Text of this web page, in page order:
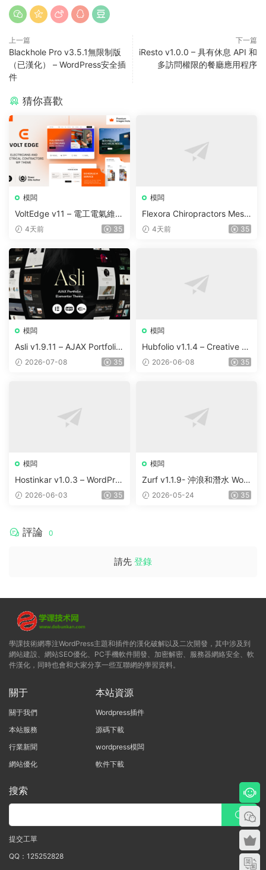
上一篇
Blackhole Pro v3.5.1無限制版
（已漢化） – WordPress安全插
件
下一篇
iResto v1.0.0 – 具有休息 API 和
多訪問權限的餐廳應用程序
猜你喜歡
模闆
VoltEdge v11 – 電工電氣維修
WordPress 主題
4天前 35
模闆
Flexora Chiropractors Mess
age and Physical Therapist
4天前 35
模闆
Asli v1.9.11 – AJAX Portfolio
Elementor WordPress Them
2026-07-08 35
模闆
Hubfolio v1.1.4 – Creative P
ortfolio & Digital Agency Wo
2026-06-08 35
模闆
Hostinkar v1.0.3 – WordPres
s & WHMCS 主題
2026-06-03 35
模闆
Zurf v1.1.9- 沖浪和潛水 Wor
dPress主題
2026-05-24 35
評論 0
請先 登錄
學課技術網專注WordPress主題和插件的漢化破解以及二次開發，其中涉及到
網站建設、網站SEO優化、PC手機軟件開發、加密解密、服務器網絡安全、軟
件漢化，同時也會和大家分享一些互聯網的學習資料。
關于
關于我們
本站服務
行業新聞
網站優化
本站資源
Wordpress插件
源碼下載
wordpress模闆
軟件下載
搜索
提交工單
QQ：125252828